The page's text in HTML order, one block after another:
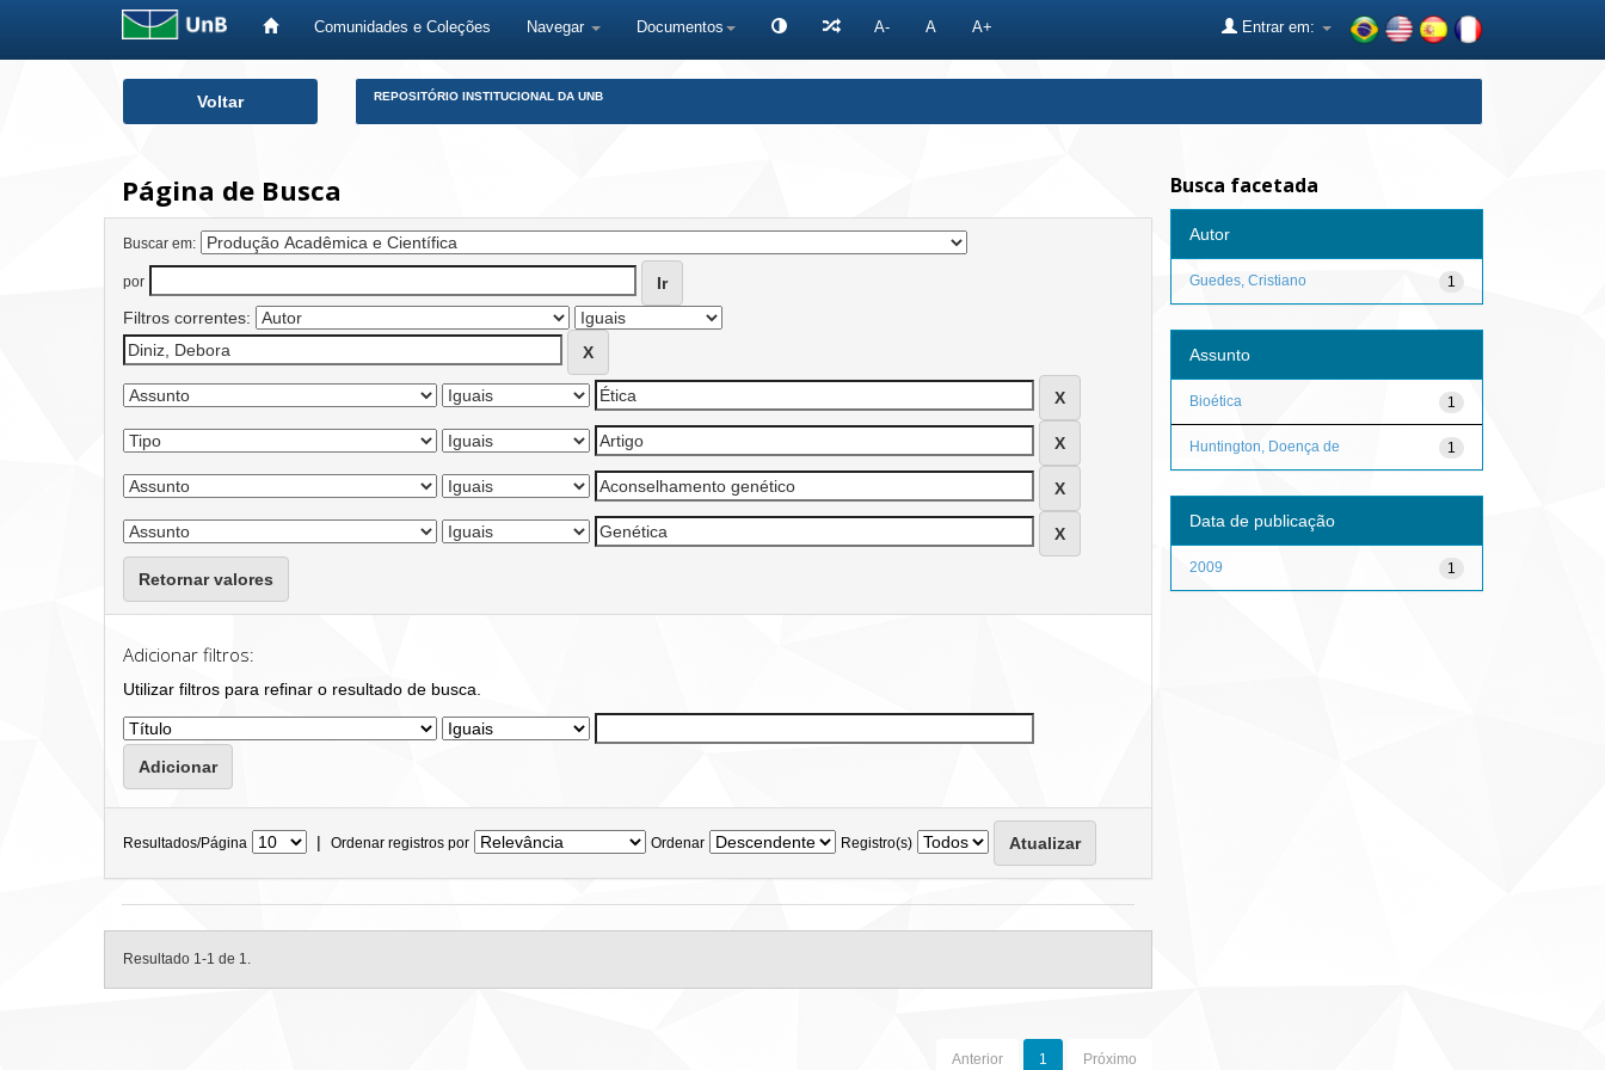
Comunidades e Coleções Navegar Documentos A- A A+ Entrar em:
Voltar REPOSITÓRIO INSTITUCIONAL DA UNB
Página de Busca
Buscar em:
por
Filtros correntes:
Retornar valores
Adicionar filtros:
Utilizar filtros para refinar o resultado de busca.
Resultados/Página | Ordenar registros por Ordenar Registro(s)
Resultado 1-1 de 1.
Anterior 1 Próximo
Busca facetada
Autor
1
Guedes, Cristiano
Assunto
1
Bioética
1
Huntington, Doença de
Data de publicação
1
2009